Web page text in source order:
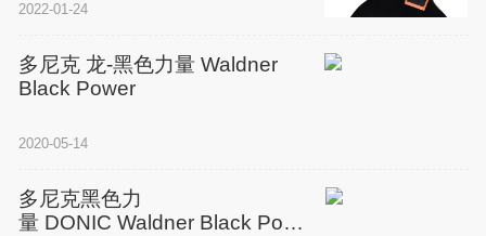
2022-01-24
多尼克 龙-黑色力量 Waldner
Black Power
2020-05-14
多尼克黑色力
量 DONIC Waldner Black Power